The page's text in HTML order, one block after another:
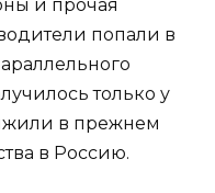
и прочая
попали в
только у
в прежнем
в Россию.